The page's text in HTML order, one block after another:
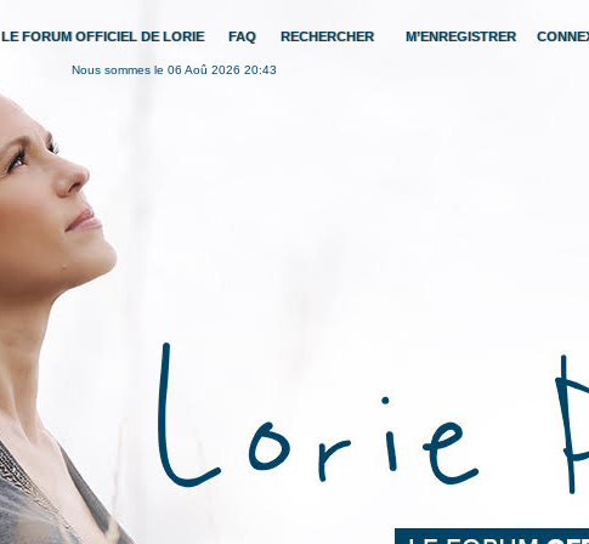
LE FORUM OFFICIEL DE LORIE FAQ RECHERCHER M’ENREGISTRER
Nous sommes le 06 Aoû 2026 20:43